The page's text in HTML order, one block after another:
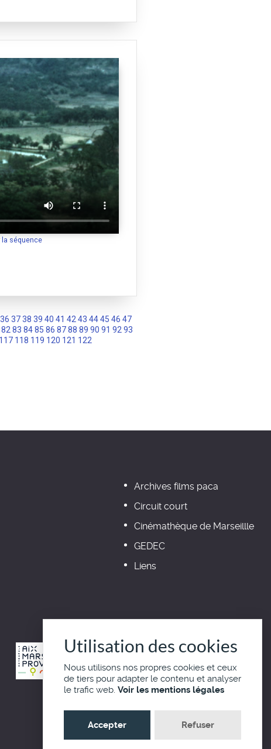
la séquence
36 3738 39 40 41 42 43 4445 46 47
82 83 84 85 86 87 88 89 90 91 92 93
117 118 119 120 121 122
Archives films paca
Circuit court
Cinémathèque de Marseillle
GEDEC
Liens
Utilisation des cookies
Nous utilisons nos propres cookies et ceux
de tiers pour adapter le contenu et analyser
le trafic web. Voir les mentions légales
Accepter Refuser